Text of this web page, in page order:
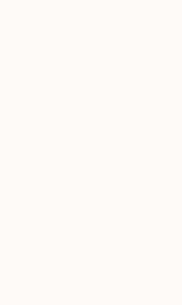
donne un
Cette finesse en
de